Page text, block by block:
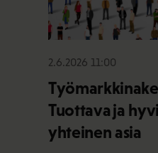
2.6.2026 11:00
Tuottava ja
yhteinen asia